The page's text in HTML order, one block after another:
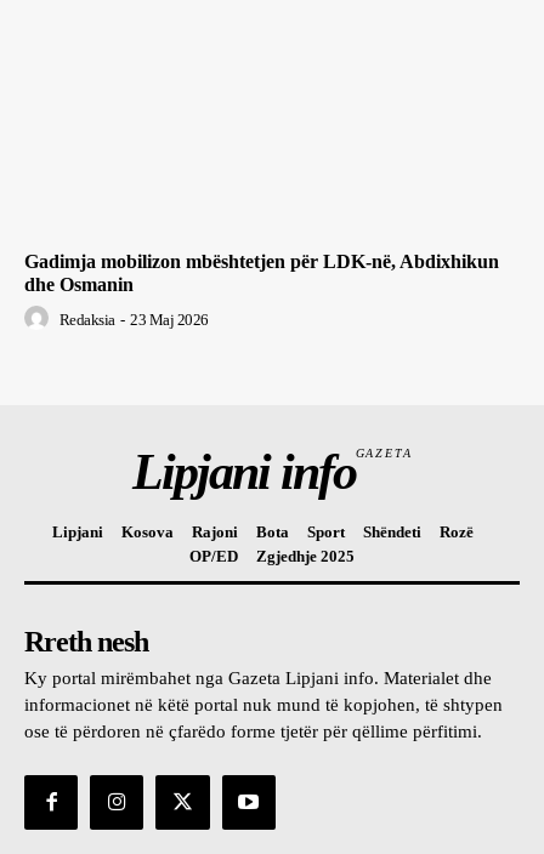
Gadimja mobilizon mbështetjen për LDK-në, Abdixhikun
dhe Osmanin
Redaksia - 23 Maj 2026
Lipjani infoGAZETA
Lipjani Kosova Rajoni Bota Sport Shëndeti
Rozë
OP/ED
Zgjedhje 2025
Rreth nesh
Ky portal mirëmbahet nga Gazeta Lipjani info. Materialet dhe
informacionet në këtë portal nuk mund të kopjohen, të shtypen
ose të përdoren në çfarëdo forme tjetër për qëllime përfitimi.